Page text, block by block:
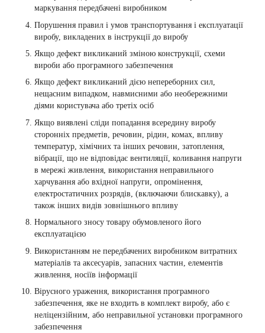
маркування передбачені виробником
Порушення правил і умов транспортування і експлуатації
виробу, викладених в інструкції до виробу
Якщо дефект викликаний зміною конструкції, схеми
вироби або програмного забезпечення
Якщо дефект викликаний дією непереборних сил,
нещасним випадком, навмисними або необережними
діями користувача або третіх осіб
Якщо виявлені сліди попадання всередину виробу
сторонніх предметів, речовин, рідин, комах, впливу
температур, хімічних та інших речовин, затоплення,
вібрації, що не відповідає вентиляції, коливання напруги
в мережі живлення, використання неправильного
харчування або вхідної напруги, опромінення,
електростатичних розрядів, (включаючи блискавку), а
також інших видів зовнішнього впливу
Нормального зносу товару обумовленого його
експлуатацією
Використанням не передбачених виробником витратних
матеріалів та аксесуарів, запасних частин, елементів
живлення, носіїв інформації
Вірусного ураження, використання програмного
забезпечення, яке не входить в комплект виробу, або є
неліцензійним, або неправильної установки програмного
забезпечення